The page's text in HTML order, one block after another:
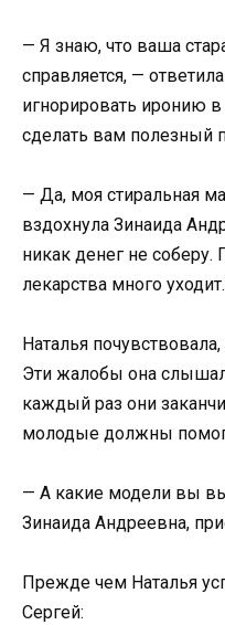
— Я знаю, что ваша
справляется, —
игнорировать иронию
сделать вам полезный
— Да, моя стиральная
вздохнула Зинаида
никак денег не соберу.
лекарства много
Наталья
Эти жалобы она
каждый раз они
молодые должны
— А какие модели вы
Зинаида Андреевна,
Прежде чем Наталья
Сергей: